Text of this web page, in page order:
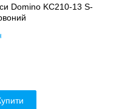
Domino KC210-13 S-